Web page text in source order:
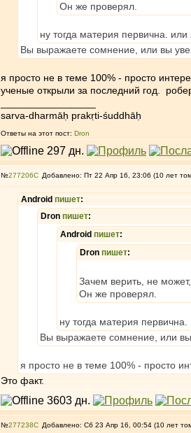
Он же проверял.
ну тогда материя первична.
Вы выражаете сомнение, или вы
я просто не в теме 100% - просто
ученые открыли за последний год.
sarva-dharmāḥ prakṛti-śuddhāḥ
Ответы на этот пост: Dron
№277206 Добавлено: Пт 22 Апр 16, 23:06 (10 лет
Android пишет:
Dron пишет:
Android пишет:
Dron пишет:
Зачем верить, не
Он же проверял.
ну тогда материя
Вы выражаете сомнение, или
я просто не в теме 100% - просто
Это факт.
№277238 Добавлено: Сб 23 Апр 16, 00:54 (10 лет